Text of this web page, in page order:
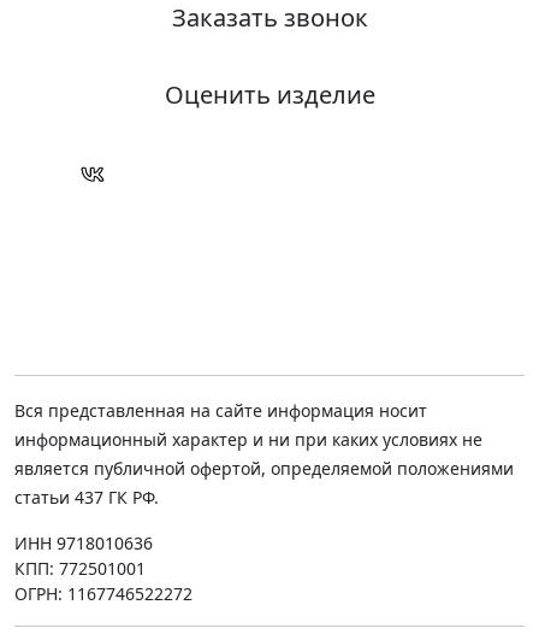
Заказать звонок
Оценить изделие
Вся представленная на сайте информация носит
информационный характер и ни при каких условиях не
является публичной офертой, определяемой положениями
статьи 437 ГК РФ.
ИНН 9718010636
КПП: 772501001
ОГРН: 1167746522272